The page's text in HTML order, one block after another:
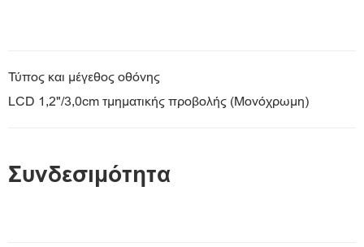
Τύπος και μέγεθος οθόνης
LCD 1,2"/3,0cm τμηματικής προβολής (Μονόχρωμη)
Συνδεσιμότητα